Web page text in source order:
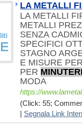
LA METALLI
LA METALLI
METALLI
SENZA
SPECIFICI
STAGNO
E MISURE
PER
MODA
https://
(Click: 55;
Segnala Link